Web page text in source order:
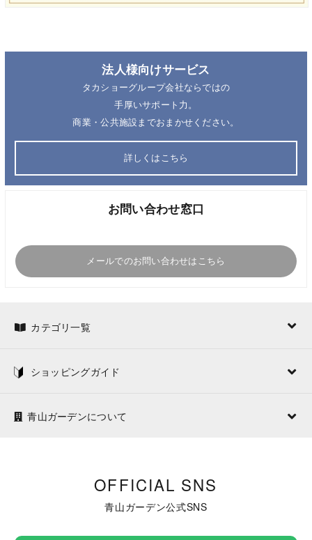
法人様向けサービス
タカショーグループ会社ならではの
手厚いサポート力。
商業・公共施設までおまかせください。
詳しくはこちら
お問い合わせ窓口
メールでのお問い合わせはこちら
カテゴリ一覧
ショッピングガイド
青山ガーデンについて
OFFICIAL SNS
青山ガーデン公式SNS